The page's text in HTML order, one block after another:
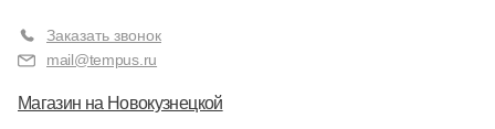
Заказать звонок
mail@tempus.ru
Магазин на Новокузнецкой